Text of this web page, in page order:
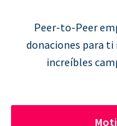
Peer-to-Peer
donaciones para ti
increíbles